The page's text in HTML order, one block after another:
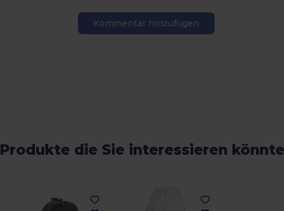
Kommentar hinzufügen
Produkte die Sie interessieren